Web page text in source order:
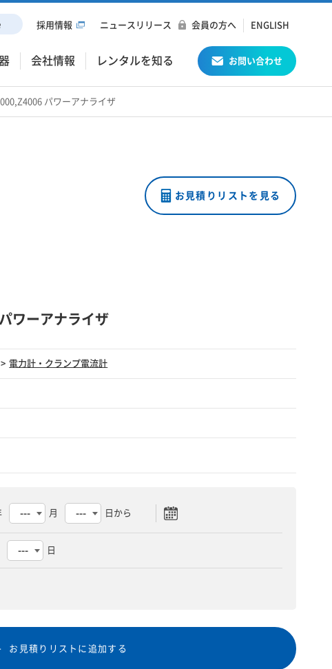
会社情報 レンタルを知る お問い合わせ
採用情報 ニュースリリース 会員の方へ ENGLISH
パワーアナライザ
お見積りリストを見る
ワーアナライザ
電力計・クランプ電流計
月 日から
日
お見積りリストに追加する